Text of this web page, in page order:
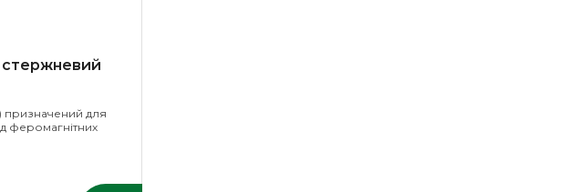
стержневий
призначений для
феромагнітних